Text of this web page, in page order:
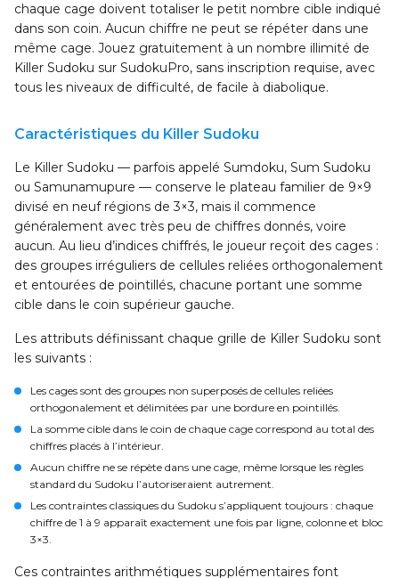
chaque cage doivent totaliser le petit nombre cible indiqué
dans son coin. Aucun chiffre ne peut se répéter dans une
même cage. Jouez gratuitement à un nombre illimité de
Killer Sudoku sur SudokuPro, sans inscription requise, avec
tous les niveaux de difficulté, de facile à diabolique.
Caractéristiques du Killer Sudoku
Le Killer Sudoku — parfois appelé Sumdoku, Sum Sudoku
ou Samunamupure — conserve le plateau familier de 9×9
divisé en neuf régions de 3×3, mais il commence
généralement avec très peu de chiffres donnés, voire
aucun. Au lieu d’indices chiffrés, le joueur reçoit des cages :
des groupes irréguliers de cellules reliées orthogonalement
et entourées de pointillés, chacune portant une somme
cible dans le coin supérieur gauche.
Les attributs définissant chaque grille de Killer Sudoku sont
les suivants :
Les cages sont des groupes non superposés de cellules reliées
orthogonalement et délimitées par une bordure en pointillés.
La somme cible dans le coin de chaque cage correspond au total des
chiffres placés à l’intérieur.
Aucun chiffre ne se répète dans une cage, même lorsque les règles
standard du Sudoku l’autoriseraient autrement.
Les contraintes classiques du Sudoku s’appliquent toujours : chaque
chiffre de 1 à 9 apparaît exactement une fois par ligne, colonne et bloc
3×3.
Ces contraintes arithmétiques supplémentaires font